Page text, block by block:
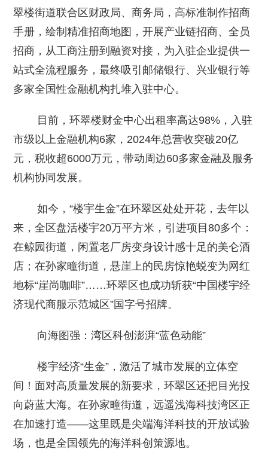
翠楼街道联合区财政局、商务局，高标准制作招商
手册，绘制精准招商地图，开展产业链招商、全员
招商，从工商注册到融资对接，为入驻企业提供一
站式全流程服务，最终吸引邮储银行、兴业银行等
多家全国性金融机构扎堆入驻中心。
目前，环翠楼财金中心出租率高达98%，入驻
市级以上金融机构6家，2024年总营收突破20亿
元，税收超6000万元，带动周边60多家金融及服务
机构协同发展。
如今，“楼宇生金”在环翠区处处开花，去年以
来，全区盘活楼宇20万平方米，引进项目80多个：
在鲸园街道，闲置老厂房变身设计感十足的美仑酒
店；在孙家疃街道，悬崖上的民房惊艳蜕变为网红
地标“崖尚咖啡”……环翠区也成功斩获“中国楼宇经
济现代商服示范城区”国字号招牌。
向海图强：湾区科创澎湃“蓝色动能”
楼宇经济“生金”，激活了城市发展的立体空
间！面对高质量发展的新要求，环翠区还把目光投
向蔚蓝大海。在孙家疃街道，远遥浅海科技湾区正
在加速打造——这里既是尖端海洋科技的开放试验
场，也是全国领先的海洋科创策源地。